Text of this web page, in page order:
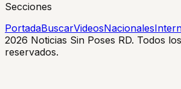
Secciones
PortadaBuscarVideosNacionales
2026 Noticias Sin Poses RD. Todos
reservados.